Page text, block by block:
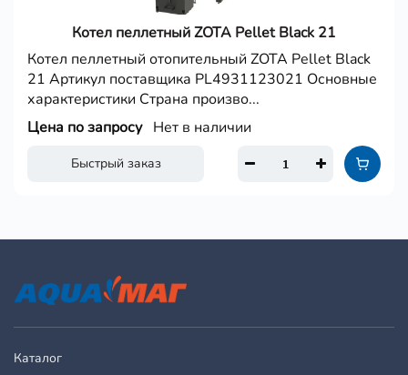
Котел пеллетный ZOTA Pellet Black 21
Котел пеллетный отопительный ZOTA Pellet Black
21 Артикул поставщика PL4931123021 Основные
характеристики Страна произво...
Быстрый заказ
Цена по запросу Нет в наличии
Каталог